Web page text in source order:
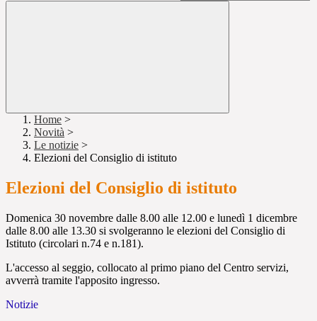
Home >
Novità >
Le notizie >
Elezioni del Consiglio di istituto
Elezioni del Consiglio di istituto
Domenica 30 novembre dalle 8.00 alle 12.00 e lunedì 1 dicembre
dalle 8.00 alle 13.30 si svolgeranno le elezioni del Consiglio di
Istituto (circolari n.74 e n.181).
L'accesso al seggio, collocato al primo piano del Centro servizi,
avverrà tramite l'apposito ingresso.
Notizie